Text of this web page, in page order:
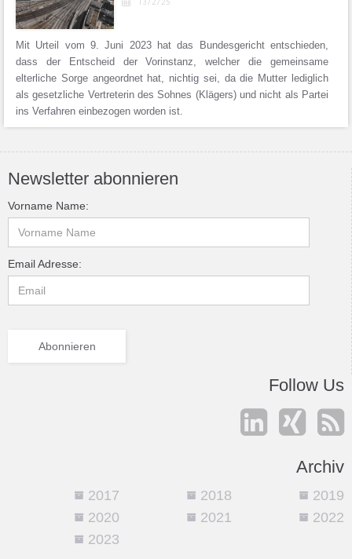
Mit Urteil vom 9. Juni 2023 hat das Bundesgericht entschieden,
dass der Entscheid der Vorinstanz, welcher die gemeinsame
elterliche Sorge angeordnet hat, nichtig sei, da die Mutter lediglich
als gesetzliche Vertreterin des Sohnes (Klägers) und nicht als Partei
ins Verfahren einbezogen worden ist.
Newsletter abonnieren
Vorname Name:
Email Adresse:
Follow Us
  
Archiv
2017
 2018
 2019

2020
 2021
 2022

2023
